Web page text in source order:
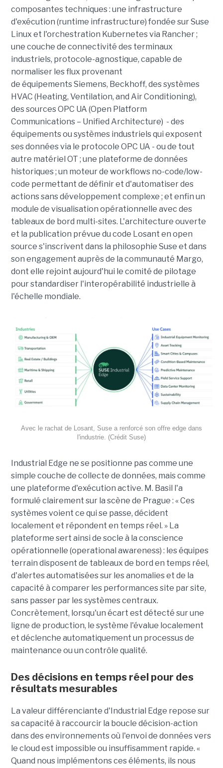
composantes techniques : une infrastructure
d'exécution (runtime infrastructure) fondée sur Suse
Linux et l'orchestration Kubernetes via Rancher ;
une couche de connectivité des terminaux
industriels, protocole-agnostique, capable de
normaliser les flux provenant
de équipements Siemens, Beckhoff, des systèmes
HVAC (Heating, Ventilation, and Air Conditioning),
des sources OPC UA (Open Platform
Communications – Unified Architecture) - des
équipements ou systèmes industriels qui exposent
ses données via le protocole OPC UA - ou de tout
autre matériel OT ; une plateforme de données
historiques ; un moteur de workflows no-code/low-
code permettant de définir et d'automatiser des
actions sans développement complexe ; et enfin un
module de visualisation opérationnelle avec des
tableaux de bord multi-sites. L'architecture ouverte
et la publication prévue du code Losant en open
source s'inscrivent dans la philosophie Suse et dans
son engagement auprès de la communauté Margo,
dont elle rejoint aujourd'hui le comité de pilotage
pour standardiser l'interopérabilité industrielle à
l'échelle mondiale.
Avec le rachat de Losant, Suse a renforcé son offre edge dans
l'industrie. (Crédit Suse)
Industrial Edge ne se positionne pas comme une
simple couche de collecte de données, mais comme
une plateforme d'exécution active. M. Basil l'a
formulé clairement sur la scène de Prague : « Ces
systèmes voient ce qui se passe, décident
localement et répondent en temps réel. » La
plateforme sert ainsi de socle à la conscience
opérationnelle (operational awareness) : les équipes
terrain disposent de tableaux de bord en temps réel,
d'alertes automatisées sur les anomalies et de la
capacité à comparer les performances site par site,
sans passer par les systèmes centraux.
Concrètement, lorsqu'un écart est détecté sur une
ligne de production, le système l'évalue localement
et déclenche automatiquement un processus de
maintenance ou un contrôle qualité.
Des décisions en temps réel pour des
résultats mesurables
La valeur différenciante d'Industrial Edge repose sur
sa capacité à raccourcir la boucle décision-action
dans des environnements où l'envoi de données vers
le cloud est impossible ou insuffisamment rapide. «
Quand nous implémentons ces éléments, ils nous